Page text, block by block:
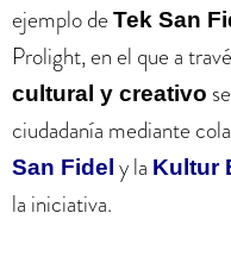
ejemplo de Tek San
Prolight, en el que a
cultural y creativo
ciudadanía mediante
San Fidel y la Kultur
la iniciativa.